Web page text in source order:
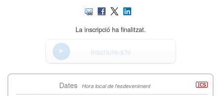
La inscripció ha finalitzat.
Inscriure-s'hi
Dates Hora local de l'esdeveniment